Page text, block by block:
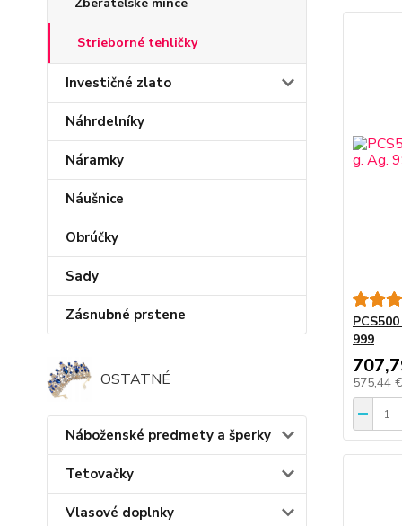
Strieborné tehličky
Investičné zlato
Náhrdelníky
Náramky
Náušnice
Obrúčky
Sady
Zásnubné prstene
OSTATNÉ
Náboženské predmety a šperky
Tetovačky
Vlasové doplnky
999
575,44 €